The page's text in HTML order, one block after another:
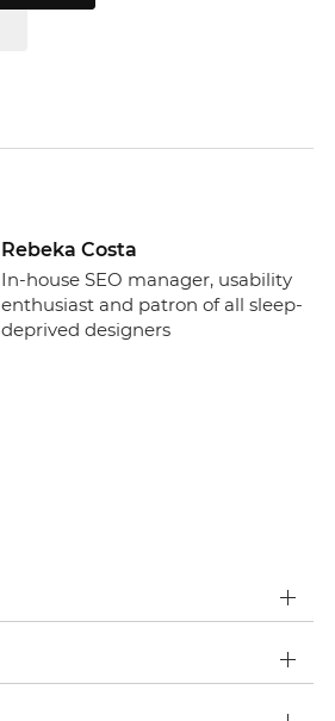
Rebeka Costa
In-house SEO manager, usability
enthusiast and patron of all sleep-
deprived designers